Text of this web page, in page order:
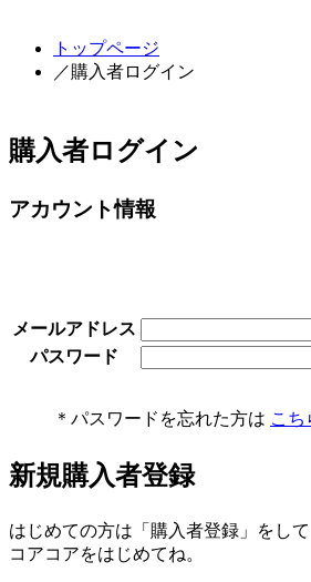
トップページ
／購入者ログイン
購入者ログイン
アカウント情報
メールアドレス
パスワード
＊パスワードを忘れた方は こち
新規購入者登録
はじめての方は「購入者登録」をして
コアコアをはじめてね。